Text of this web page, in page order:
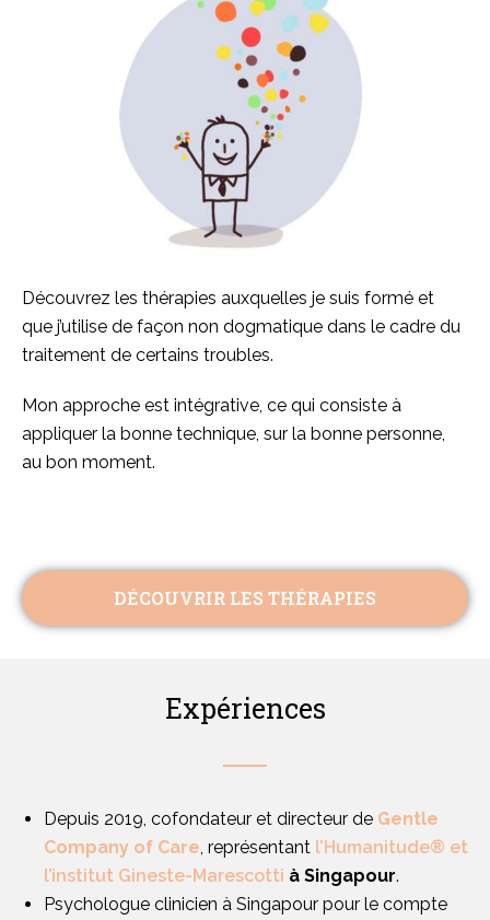
Découvrez les thérapies auxquelles je suis formé et
que j’utilise de façon non dogmatique dans le cadre du
traitement de certains troubles.
Mon approche est intégrative, ce qui consiste à
appliquer la bonne technique, sur la bonne personne,
au bon moment.
DÉCOUVRIR LES THÉRAPIES
Expériences
Depuis 2019, cofondateur et directeur de Gentle
Company of Care, représentant l’Humanitude® et
l’institut Gineste-Marescotti à Singapour.
Psychologue clinicien à Singapour pour le compte